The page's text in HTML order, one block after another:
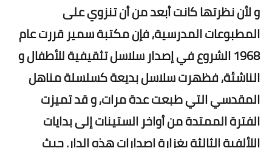
و لأن نظرتها كانت أبعد من أن تنزوي على
المطبوعات المدرسية, فإن مكتبة سمير قررت عام
1968 الشروع في إصدار سلاسل تثقيفية للأطفال و
الناشئة, فظهرت سلاسل بديعة كسلسلة مناهل
المقدسي التي طبعت عدة مرات, و قد تميزت
الفترة الممتدة من أواخر الستينات إلى بدايات
اللألفية الثالثة بغزارة اصدارات هذه الدار. حيث